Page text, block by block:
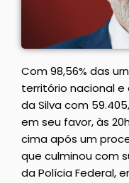
Com 98,56% das
território nacional e
da Silva com
em seu favor, às
cima após um
que culminou com
da Polícia Federal,